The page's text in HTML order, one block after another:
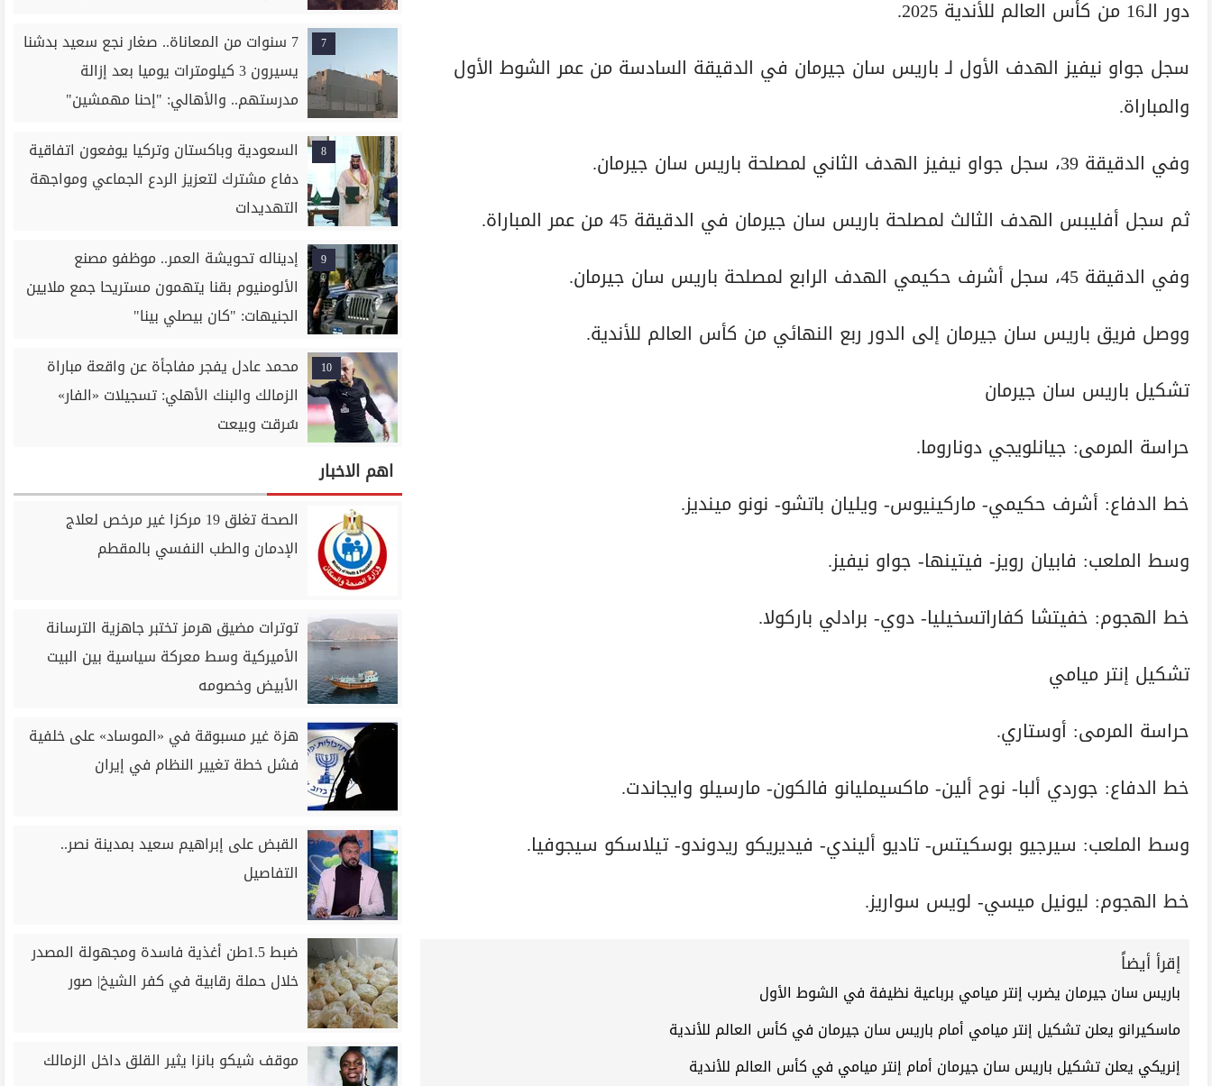
دور الـ16 من كأس العالم للأندية 2025.
سجل جواو نيفيز الهدف الأول لـ باريس سان جيرمان في الدقيقة السادسة من عمر الشوط الأول
والمباراة.
وفي الدقيقة 39، سجل جواو نيفيز الهدف الثاني لمصلحة باريس سان جيرمان.
ثم سجل أفليبس الهدف الثالث لمصلحة باريس سان جيرمان في الدقيقة 45 من عمر المباراة.
وفي الدقيقة 45، سجل أشرف حكيمي الهدف الرابع لمصلحة باريس سان جيرمان.
ووصل فريق باريس سان جيرمان إلى الدور ربع النهائي من كأس العالم للأندية.
تشكيل باريس سان جيرمان
حراسة المرمى: جيانلويجي دوناروما.
خط الدفاع: أشرف حكيمي- ماركينيوس- ويليان باتشو- نونو مينديز.
وسط الملعب: فابيان رويز- فيتينها- جواو نيفيز.
خط الهجوم: خفيتشا كفاراتسخيليا- دوي- برادلي باركولا.
تشكيل إنتر ميامي
حراسة المرمى: أوستاري.
خط الدفاع: جوردي ألبا- نوح ألين- ماكسيمليانو فالكون- مارسيلو وايجاندت.
وسط الملعب: سيرجيو بوسكيتس- تاديو أليندي- فيديريكو ريدوندو- تيلاسكو سيجوفيا.
خط الهجوم: ليونيل ميسي- لويس سواريز.
إقرأ أيضاً
باريس سان جيرمان يضرب إنتر ميامي برباعية نظيفة في الشوط الأول
ماسكيرانو يعلن تشكيل إنتر ميامي أمام باريس سان جيرمان في كأس العالم للأندية
إنريكي يعلن تشكيل باريس سان جيرمان أمام إنتر ميامي في كأس العالم للأندية
7
7 سنوات من المعاناة.. صغار نجع سعيد بدشنا
يسيرون 3 كيلومترات يوميا بعد إزالة
مدرستهم.. والأهالي: "إحنا مهمشين"
8
السعودية وباكستان وتركيا يوفعون اتفاقية
دفاع مشترك لتعزيز الردع الجماعي ومواجهة
التهديدات
9
إديناله تحويشة العمر.. موظفو مصنع
الألومنيوم بقنا يتهمون مستريحا جمع ملايين
الجنيهات: "كان بيصلي بينا"
10
محمد عادل يفجر مفاجأة عن واقعة مباراة
الزمالك والبنك الأهلي: تسجيلات «الفار»
سُرقت وبيعت
اهم الاخبار
الصحة تغلق 19 مركزا غير مرخص لعلاج
الإدمان والطب النفسي بالمقطم
توترات مضيق هرمز تختبر جاهزية الترسانة
الأميركية وسط معركة سياسية بين البيت
الأبيض وخصومه
هزة غير مسبوقة في «الموساد» على خلفية
فشل خطة تغيير النظام في إيران
القبض على إبراهيم سعيد بمدينة نصر..
التفاصيل
ضبط 1.5طن أغذية فاسدة ومجهولة المصدر
خلال حملة رقابية في كفر الشيخ| صور
موقف شيكو بانزا يثير القلق داخل الزمالك